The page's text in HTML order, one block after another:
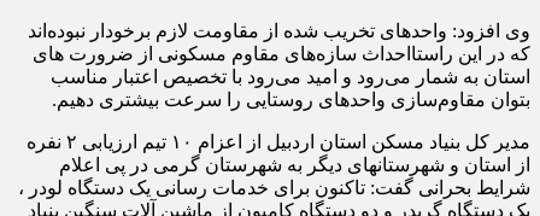
وی افزود: واحدهای تخریب شده از مقاومت لازم برخودار نبوده‌اند
که در این راستااحداث سازه‌های مقاوم مسکونی از ضرورت های
استان به شمار می‌رود و امید می‌رود با تخصیص اعتبار مناسب
بتوان مقاوم‌سازی واحدهای روستایی را سرعت بیشتری دهیم.
مدیر کل بنیاد مسکن استان اردبیل از اعزام ۱۰ تیم ارزیابی ۲ نفره
از استان و شهرستانهای دیگر به شهرستان گرمی در پی اعلام
شرایط بحرانی گفت: تاکنون برای خدمات رسانی یک دستگاه لودر ،
یک دستگاه گریدر و دو دستگاه کامیون از ماشین آلات سنگین بنیاد